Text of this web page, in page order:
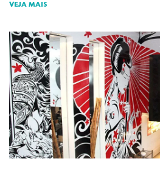
VEJA MAIS